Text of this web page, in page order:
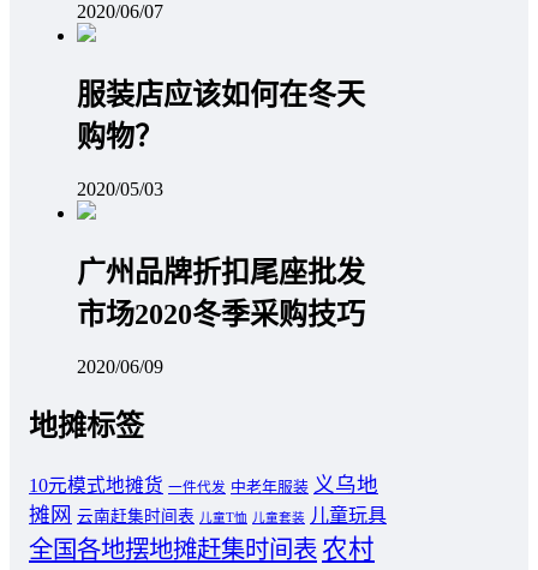
2020/06/07
服装店应该如何在冬天
购物？
2020/05/03
广州品牌折扣尾座批发
市场2020冬季采购技巧
2020/06/09
地摊标签
10元模式地摊货 一件代发 中老年服装 义乌地
摊网 云南赶集时间表 儿童T恤 儿童套装 儿童玩具
全国各地摆地摊赶集时间表 农村